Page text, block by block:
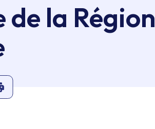
la Région
le presse-papier